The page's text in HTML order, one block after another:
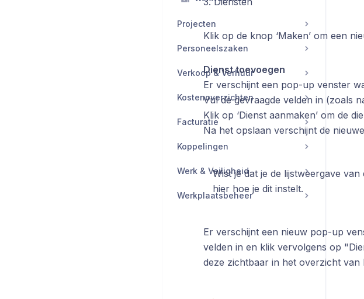
Projecten
Personeelszaken
Verkoop & Verhuur
Kostenoverzichten
Facturatie
Koppelingen
Werk & Veiligheid
Werkplaatsbeheer
Klik op de knop ‘Maken’ om een
Dienst toevoegen
Er verschijnt een pop-up venster
Vul de gevraagde velden in (zoals
Klik op ‘Dienst aanmaken’ om de
Na het opslaan verschijnt de
Wist je dat je de lijstweergave
hier hoe je dit instelt.
Er verschijnt een nieuw pop-up
velden in en klik vervolgens op
deze zichtbaar in het overzicht van